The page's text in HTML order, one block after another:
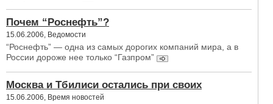
Почем “Роснефть”?
15.06.2006, Ведомости
“Роснефть” — одна из самых дорогих компаний мира, а в
России дороже нее только “Газпром”
Москва и Тбилиси остались при своих
15.06.2006, Время новостей